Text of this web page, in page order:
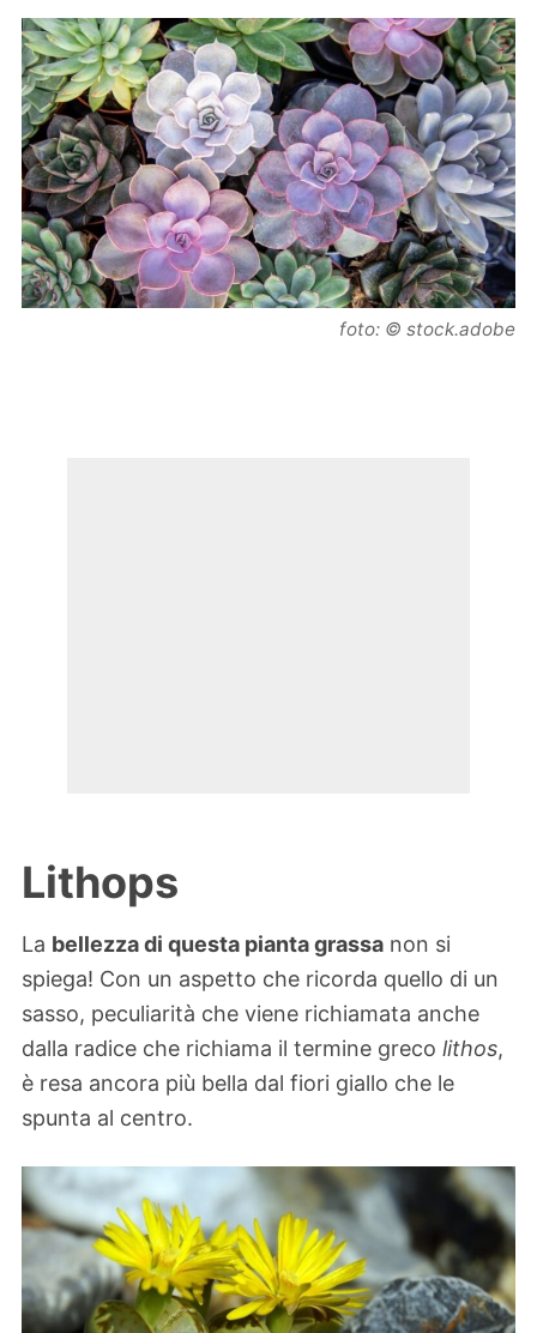
foto: © stock.adobe
Lithops
La bellezza di questa pianta grassa non si
spiega! Con un aspetto che ricorda quello di un
sasso, peculiarità che viene richiamata anche
dalla radice che richiama il termine greco lithos,
è resa ancora più bella dal fiori giallo che le
spunta al centro.